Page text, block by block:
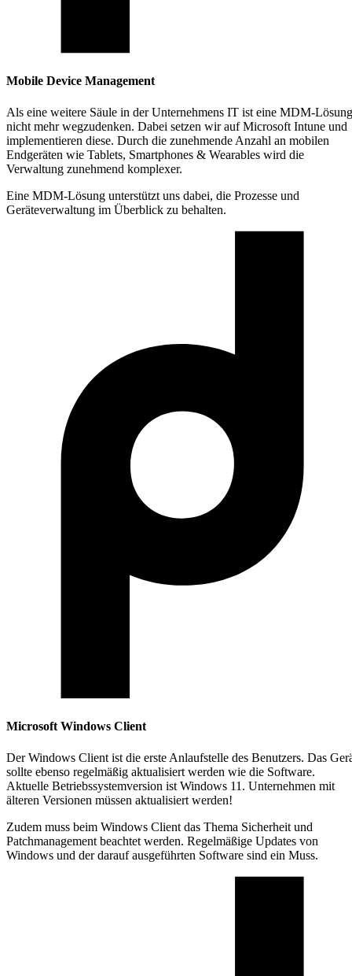
Mobile Device Management
Als eine weitere Säule in der Unternehmens IT ist eine MDM-Lösung
nicht mehr wegzudenken. Dabei setzen wir auf Microsoft Intune und
implementieren diese. Durch die zunehmende Anzahl an mobilen
Endgeräten wie Tablets, Smartphones & Wearables wird die
Verwaltung zunehmend komplexer.
Eine MDM-Lösung unterstützt uns dabei, die Prozesse und
Geräteverwaltung im Überblick zu behalten.
Microsoft Windows Client
Der Windows Client ist die erste Anlaufstelle des Benutzers. Das
sollte ebenso regelmäßig aktualisiert werden wie die Software.
Aktuelle Betriebssystemversion ist Windows 11. Unternehmen mit
älteren Versionen müssen aktualisiert werden!
Zudem muss beim Windows Client das Thema Sicherheit und
Patchmanagement beachtet werden. Regelmäßige Updates von
Windows und der darauf ausgeführten Software sind ein Muss.